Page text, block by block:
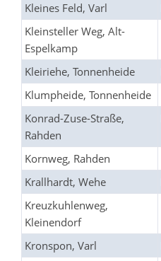
Kleines Feld, Varl
Kleinsteller Weg, Alt-
Espelkamp
Kleiriehe, Tonnenheide
Klumpheide, Tonnenheide
Konrad-Zuse-Straße,
Rahden
Kornweg, Rahden
Krallhardt, Wehe
Kreuzkuhlenweg,
Kleinendorf
Kronspon, Varl